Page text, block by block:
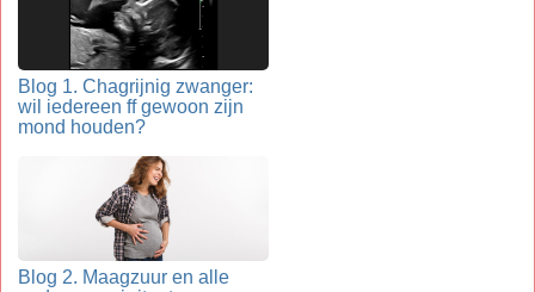
Blog 1. Chagrijnig zwanger:
wil iedereen ff gewoon zijn
mond houden?
Blog 2. Maagzuur en alle